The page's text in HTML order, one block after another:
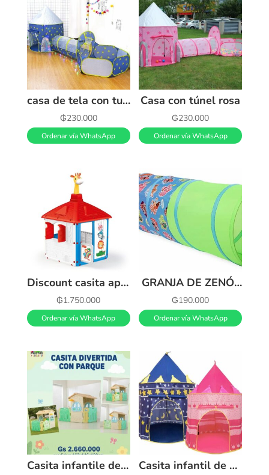
casa de tela con tunel pelotero
₲230.000
Ordenar vía WhatsApp
Casa con túnel rosa
₲230.000
Ordenar vía WhatsApp
Discount casita aprende conmigo fisher price Top Sale Black Friday
₲1.750.000
Ordenar vía WhatsApp
GRANJA DE ZENÓN Tunel de Juguete
₲190.000
Ordenar vía WhatsApp
Casita infantile de plástico para niños 👦 Casita infantil de carpita